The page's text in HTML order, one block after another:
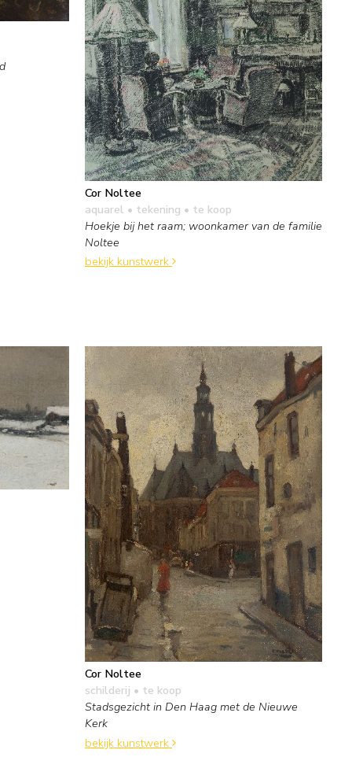
Cor Noltee
aquarel • tekening • te koop
Hoekje bij het raam; woonkamer van de familie
Noltee
bekijk kunstwerk
Cor Noltee
schilderij • te koop
Stadsgezicht in Den Haag met de Nieuwe
Kerk
bekijk kunstwerk